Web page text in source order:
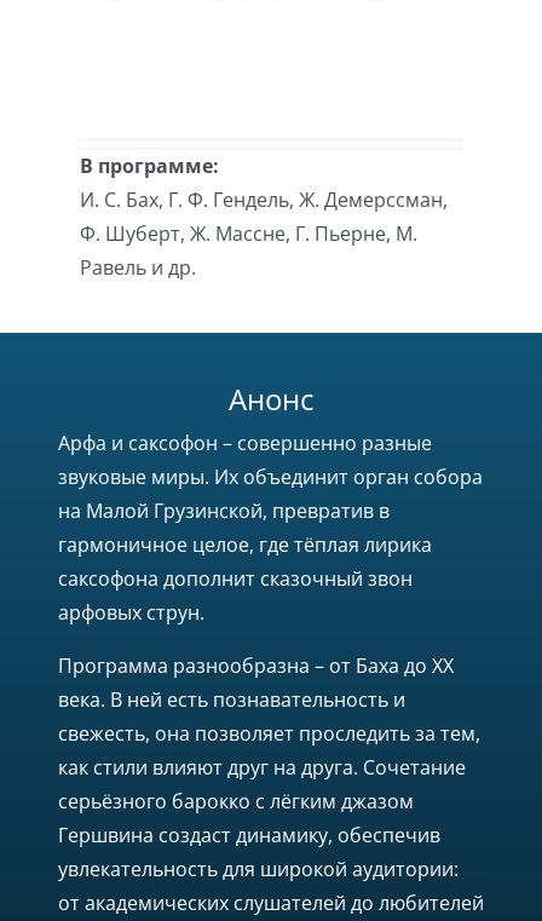
В программе:
И. С. Бах, Г. Ф. Гендель, Ж. Демерссман,
Ф. Шуберт, Ж. Массне, Г. Пьерне, М.
Равель и др.
Анонс
Арфа и саксофон – совершенно разные
звуковые миры. Их объединит орган собора
на Малой Грузинской, превратив в
гармоничное целое, где тёплая лирика
саксофона дополнит сказочный звон
арфовых струн.
Программа разнообразна – от Баха до ХХ
века. В ней есть познавательность и
свежесть, она позволяет проследить за тем,
как стили влияют друг на друга. Сочетание
серьёзного барокко с лёгким джазом
Гершвина создаст динамику, обеспечив
увлекательность для широкой аудитории:
от академических слушателей до любителей